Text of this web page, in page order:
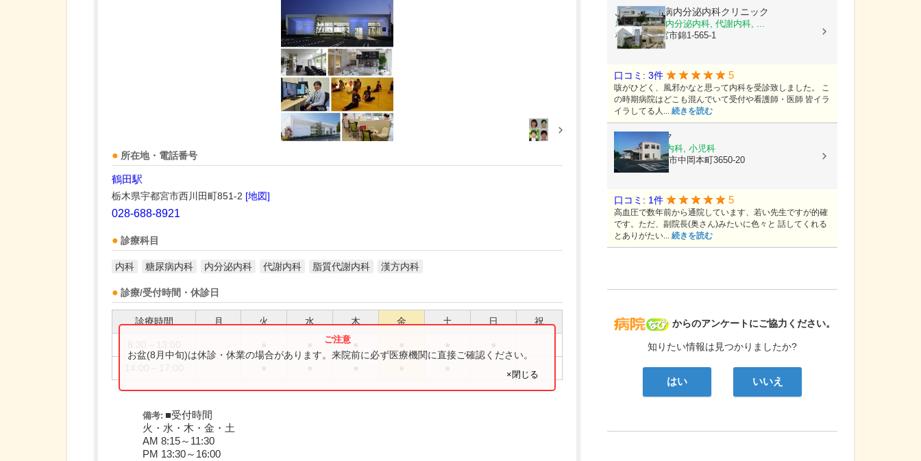
所在地・電話番号
鶴田駅
栃木県宇都宮市西川田町851-2 [地図]
028-688-8921
診療科目
内科 糖尿病内科 内分泌内科 代謝内科 脂質代謝内科 漢方内科
診療/受付時間・休診日
診療時間 月 火 水 木 金 土 日 祝
お盆(8月中旬)は休診・休業の場合があります。来院前に必ず医療機関に直接ご確認ください。
×閉じる
備考: ■受付時間
火・水・木・金・土
AM 8:15～11:30
PM 13:30～16:00
病院なび
からのアンケートにご協力ください。
知りたい情報は見つかりましたか?
はい いいえ
ふじた糖尿病内分泌内科クリニック
糖尿病内科, 内分泌内科, 代謝内科, ...
栃木県宇都宮市錦1-565-1
口コミ: 3件 5
咳がひどく、風邪かなと思って内科を受診致しました。 こ
の時期病院はどこも混んでいて受付や看護師・医師 皆イラ
イラしてる人... 続きを読む
森クリニック
循環器内科, 内科, 小児科
栃木県宇都宮市中岡本町3650-20
口コミ: 1件 5
高血圧で数年前から通院しています、若い先生ですが的確
です。ただ、副院長(奥さん)みたいに色々と 話してくれる
とありがたい... 続きを読む